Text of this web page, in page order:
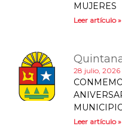
MUJERES
Leer artículo »
28 julio, 2026
Leer artículo »